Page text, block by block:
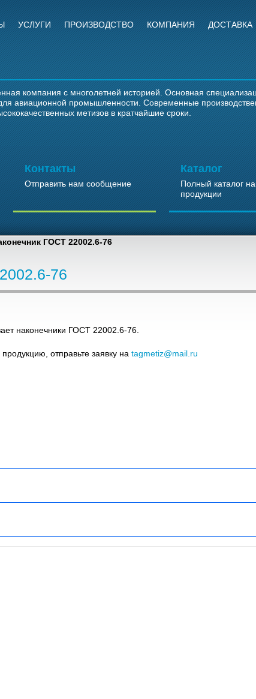
УСЛУГИ ПРОИЗВОДСТВО КОМПАНИЯ ДОСТАВКА
компания с многолетней историей. Основная
авиационной промышленности. Современные
метизов в кратчайшие сроки.
Контакты
Отправить нам сообщение
Каталог
Полный каталог
продукции
ГОСТ 22002.6-76
76
наконечники ГОСТ 22002.6-76.
отправьте заявку наtagmetiz@mail.ru